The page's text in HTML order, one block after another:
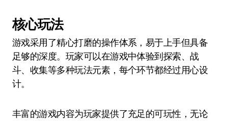
核心玩法
游戏采用了精心打磨的操作体系，易于上手但具备
足够的深度。玩家可以在游戏中体验到探索、战
斗、收集等多种玩法元素，每个环节都经过用心设
计。
丰富的游戏内容为玩家提供了充足的可玩性，无论